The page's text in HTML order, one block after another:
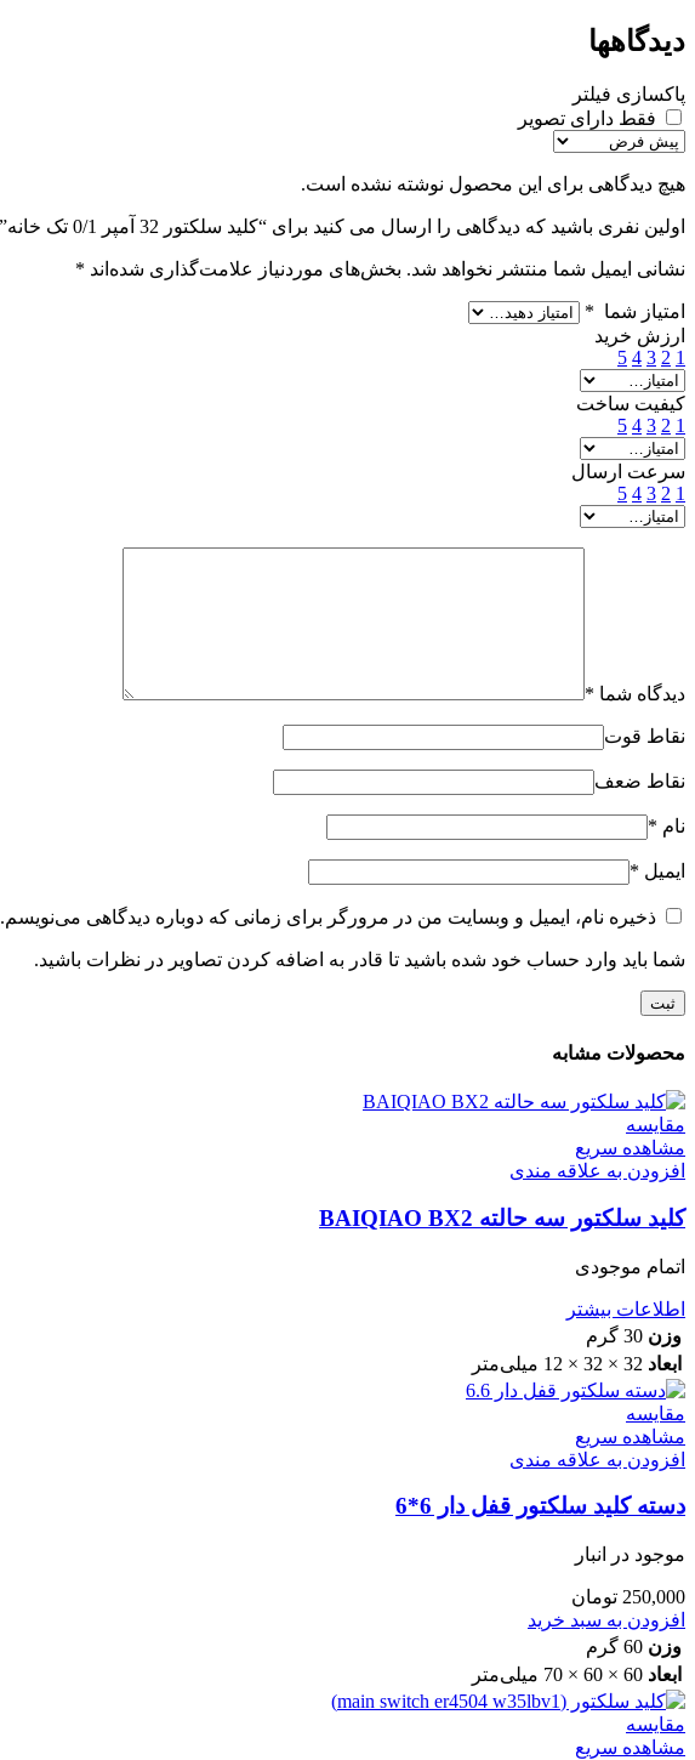
دیدگاهها
پاکسازی فیلتر
فقط دارای تصویر
هیچ دیدگاهی برای این محصول نوشته نشده است.
اولین نفری باشید که دیدگاهی را ارسال می کنید برای “کلید سلکتور 32 آمپر 0/1 تک خانه”
نشانی ایمیل شما منتشر نخواهد شد. بخش‌های موردنیاز علامت‌گذاری شده‌اند *
امتیاز شما *
ارزش خرید
1
2
3
4
5
کیفیت ساخت
1
2
3
4
5
سرعت ارسال
1
2
3
4
5
دیدگاه شما *
نقاط قوت
نقاط ضعف
نام *
ایمیل *
ذخیره نام، ایمیل و وبسایت من در مرورگر برای زمانی که دوباره دیدگاهی می‌نویسم.
شما باید وارد حساب خود شده باشید تا قادر به اضافه کردن تصاویر در نظرات باشید.
محصولات مشابه
مقایسه
مشاهده سریع
افزودن به علاقه مندی
کلید سلکتور سه حالته BAIQIAO BX2
اتمام موجودی
اطلاعات بیشتر
وزن 30 گرم
ابعاد 32 × 32 × 12 میلی‌متر
مقایسه
مشاهده سریع
افزودن به علاقه مندی
دسته کلید سلکتور قفل دار 6*6
موجود در انبار
250,000 تومان
افزودن به سبد خرید
وزن 60 گرم
ابعاد 60 × 60 × 70 میلی‌متر
مقایسه
مشاهده سریع